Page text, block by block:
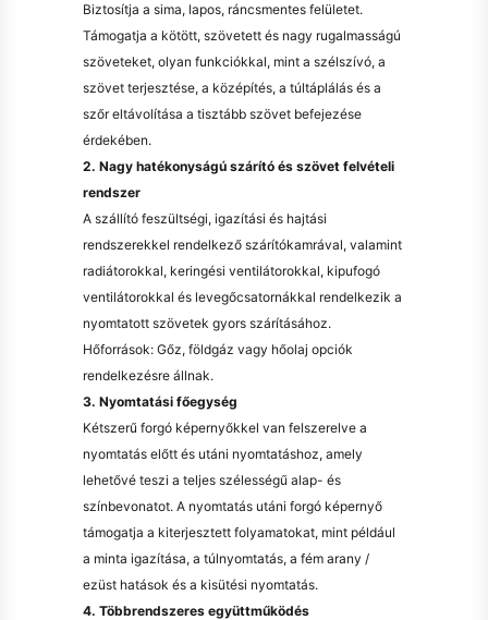
Biztosítja a sima, lapos, ráncsmentes felületet.
Támogatja a kötött, szövetett és nagy rugalmasságú
szöveteket, olyan funkciókkal, mint a szélszívó, a
szövet terjesztése, a középítés, a túltáplálás és a
szőr eltávolítása a tisztább szövet befejezése
érdekében.
2. Nagy hatékonyságú szárító és szövet felvételi
rendszer
A szállító feszültségi, igazítási és hajtási
rendszerekkel rendelkező szárítókamrával, valamint
radiátorokkal, keringési ventilátorokkal, kipufogó
ventilátorokkal és levegőcsatornákkal rendelkezik a
nyomtatott szövetek gyors szárításához.
Hőforrások: Gőz, földgáz vagy hőolaj opciók
rendelkezésre állnak.
3. Nyomtatási főegység
Kétszerű forgó képernyőkkel van felszerelve a
nyomtatás előtt és utáni nyomtatáshoz, amely
lehetővé teszi a teljes szélességű alap- és
színbevonatot. A nyomtatás utáni forgó képernyő
támogatja a kiterjesztett folyamatokat, mint például
a minta igazítása, a túlnyomtatás, a fém arany /
ezüst hatások és a kisütési nyomtatás.
4. Többrendszeres együttműködés